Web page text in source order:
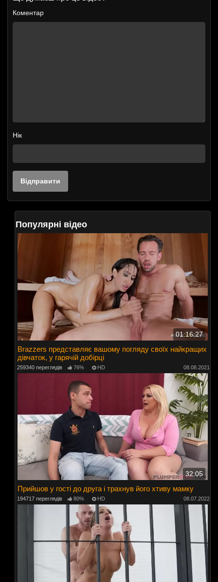
Коментар
Нік
Популярні відео
01:16:27
Brazzers представляє вашому погляду своїх найкращих
дівчаток, у гарячій добірці
259340 переглядів 76% HD 08.08.2021
32:05
Прийшов у гості до друга і трахнув його хтиву мамку
194717 переглядів 80% HD 08.07.2022